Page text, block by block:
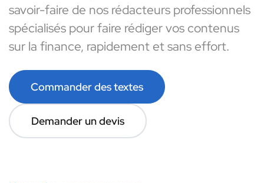
savoir-faire de nos rédacteurs professionnels
spécialisés pour faire rédiger vos contenus
sur la finance, rapidement et sans effort.
Commander des textes
Demander un devis